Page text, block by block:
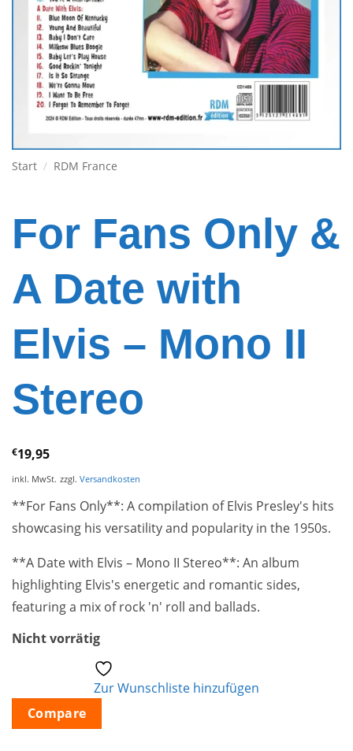
Start / RDM France
For Fans Only &
A Date with
Elvis – Mono II
Stereo
€19,95
inkl. MwSt. zzgl. Versandkosten
**For Fans Only**: A compilation of Elvis Presley's hits
showcasing his versatility and popularity in the 1950s.
**A Date with Elvis – Mono II Stereo**: An album
highlighting Elvis's energetic and romantic sides,
featuring a mix of rock 'n' roll and ballads.
Nicht vorrätig
Zur Wunschliste hinzufügen
Compare